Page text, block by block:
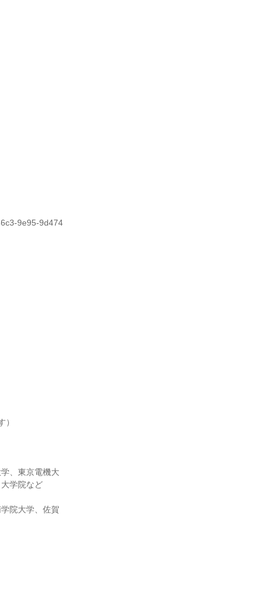
9e95-9d474
、東京電機大
学院など
院大学、佐賀